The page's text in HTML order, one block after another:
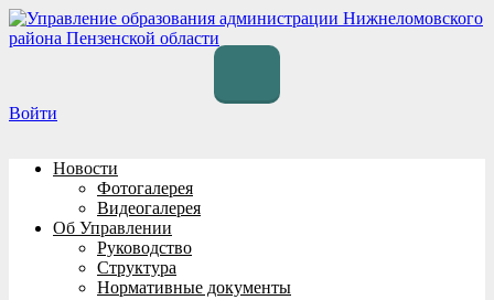
Перейти
к
Войти
Новости
Фотогалерея
Видеогалерея
Об Управлении
Руководство
Структура
Нормативные документы